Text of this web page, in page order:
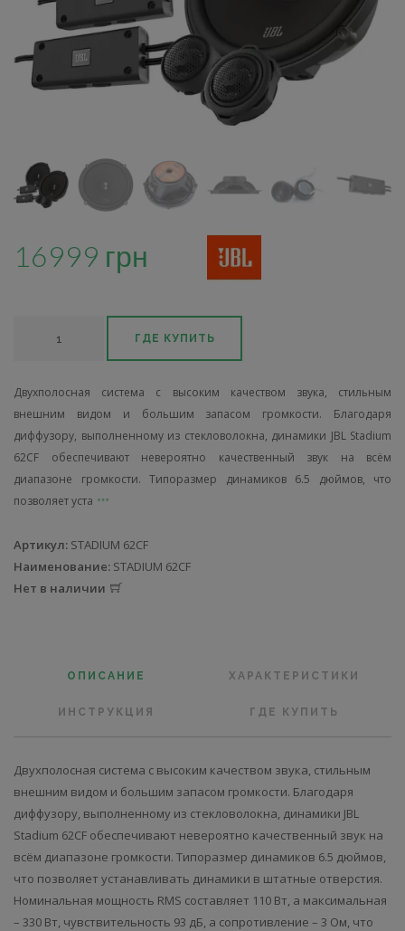
16999 грн
ГДЕ КУПИТЬ
Двухполосная система с высоким качеством звука, стильным
внешним видом и большим запасом громкости. Благодаря
диффузору, выполненному из стекловолокна, динамики JBL Stadium
62CF обеспечивают невероятно качественный звук на всём
диапазоне громкости. Типоразмер динамиков 6.5 дюймов, что
позволяет уста
Артикул: STADIUM 62CF
Наименование: STADIUM 62CF
Нет в наличии
ОПИСАНИЕ ХАРАКТЕРИСТИКИ
ИНСТРУКЦИЯ ГДЕ КУПИТЬ
Двухполосная система с высоким качеством звука, стильным
внешним видом и большим запасом громкости. Благодаря
диффузору, выполненному из стекловолокна, динамики JBL
Stadium 62CF обеспечивают невероятно качественный звук на
всём диапазоне громкости. Типоразмер динамиков 6.5 дюймов,
что позволяет устанавливать динамики в штатные отверстия.
Номинальная мощность RMS составляет 110 Вт, а максимальная
– 330 Вт, чувствительность 93 дБ, а сопротивление – 3 Ом, что